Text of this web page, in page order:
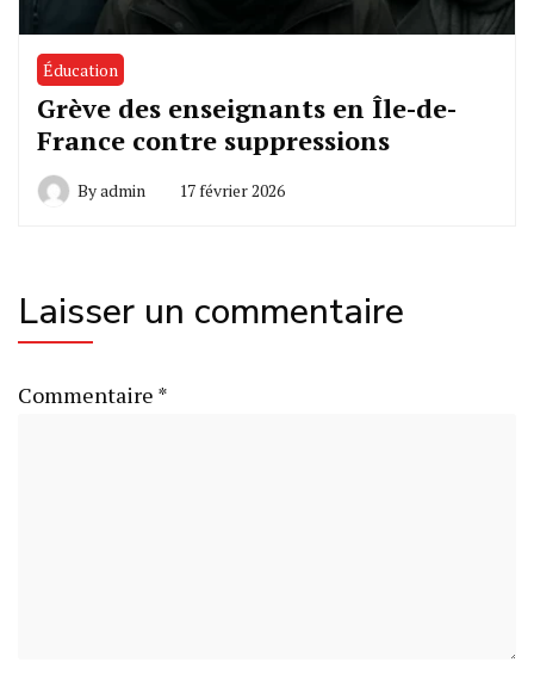
Éducation
Grève des enseignants en Île-de-
France contre suppressions
Byadmin 17 février 2026
Laisser un commentaire
Commentaire *